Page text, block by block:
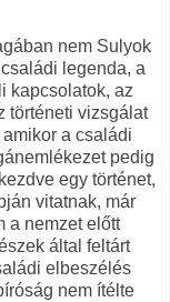
nem Sulyok
legenda, a
kapcsolatok, az
történeti vizsgálat
a családi
pedig
egy történet,
vitatnak, már
a nemzet előtt
által feltárt
elbeszélés
nem ítélte